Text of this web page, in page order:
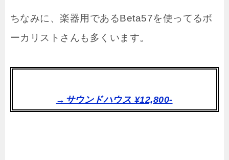
ちなみに、楽器用であるBeta57を使ってるボ
ーカリストさんも多くいます。
→サウンドハウス ¥12,800-